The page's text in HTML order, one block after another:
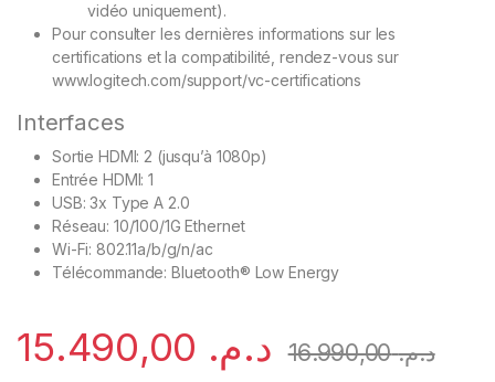
vidéo uniquement).
Pour consulter les dernières informations sur les
certifications et la compatibilité, rendez-vous sur
www.logitech.com/support/vc-certifications
Interfaces
Sortie HDMI: 2 (jusqu’à 1080p)
Entrée HDMI: 1
USB: 3x Type A 2.0
Réseau: 10/100/1G Ethernet
Wi-Fi: 802.11a/b/g/n/ac
Télécommande: Bluetooth® Low Energy
د.م. د.م.16.990,00